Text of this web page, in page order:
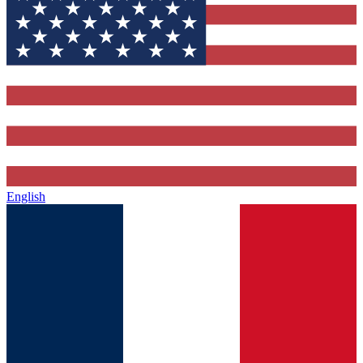
English